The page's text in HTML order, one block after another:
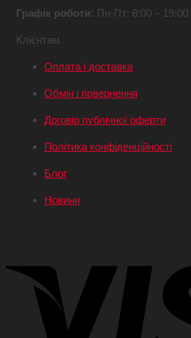
Графік роботи: Пн-Пт: 8:00 – 19:00
Клієнтам
Оплата і доставка
Обмін і повернення
Договір публічної оферти
Політика конфіденційності
Блог
Новини